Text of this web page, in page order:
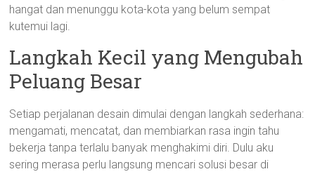
hangat dan menunggu kota-kota yang belum sempat
kutemui lagi.
Langkah Kecil yang Mengubah
Peluang Besar
Setiap perjalanan desain dimulai dengan langkah sederhana:
mengamati, mencatat, dan membiarkan rasa ingin tahu
bekerja tanpa terlalu banyak menghakimi diri. Dulu aku
sering merasa perlu langsung mencari solusi besar di